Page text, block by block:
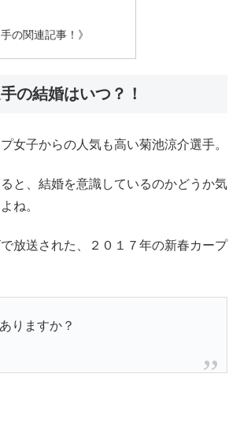
の関連記事！》
の結婚はいつ？！
女子からの人気も高い菊池涼介選手。
と、結婚を意識しているのかどうか気
ね。
放送された、２０１７年の新春カープ
りますか？